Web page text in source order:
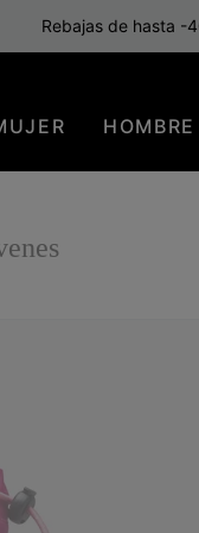
Rebajas de hasta -
HOMBRE